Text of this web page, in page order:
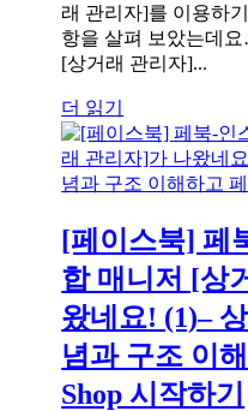
래 관리자]를 이용하
항을 살펴 보았는데
[상거래 관리자]...
더 읽기
[페이스북] 페
합 매니저 [상
왔네요! (1)–
념과 구조 이
Shop 시작하기